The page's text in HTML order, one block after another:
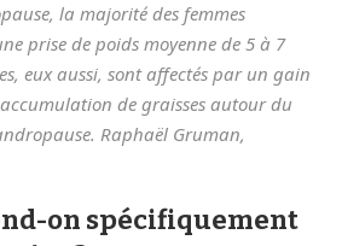
la majorité des femmes
prise de poids moyenne de 5 à 7
eux aussi, sont affectés par un gain
de graisses autour du
Raphaël Gruman,
on spécifiquement